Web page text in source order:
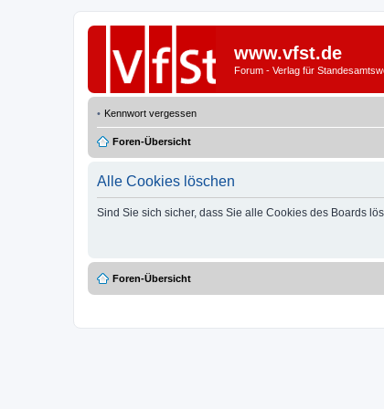
www.vfst.de
Forum - Verlag für
Kennwort vergessen
Foren-Übersicht
Alle Cookies löschen
Sind Sie sich sicher, dass Sie alle Cookies des Boards
Foren-Übersicht